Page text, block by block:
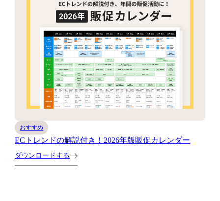
おすすめ
ECトレンドの解説付き！2026年版販促カレンダー
ダウンロードする